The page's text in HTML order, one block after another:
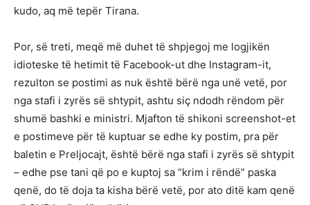
kudo, aq më tepër Tirana.
Por, së treti, meqë më duhet të shpjegoj me logjikën
idioteske të hetimit të Facebook-ut dhe Instagram-it,
rezulton se postimi as nuk është bërë nga unë vetë, por
nga stafi i zyrës së shtypit, ashtu siç ndodh rëndom për
shumë bashki e ministri. Mjafton të shikoni screenshot-et
e postimeve për të kuptuar se edhe ky postim, pra për
baletin e Preljocajt, është bërë nga stafi i zyrës së shtypit
– edhe pse tani që po e kuptoj sa “krim i rëndë” paska
qenë, do të doja ta kisha bërë vetë, por ato ditë kam qenë